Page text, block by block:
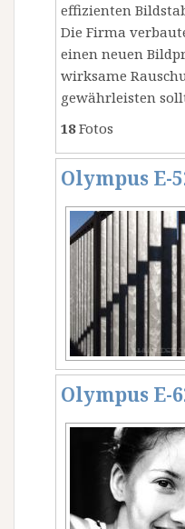
effizienten
Die Firma
einen neuen
wirksame
gewährleisten
18Fotos
Olympus E-
Olympus E-